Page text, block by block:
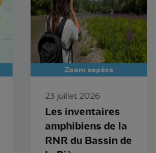
Zoom espèce
23 juillet 2026
Les inventaires
amphibiens de la
RNR du Bassin de